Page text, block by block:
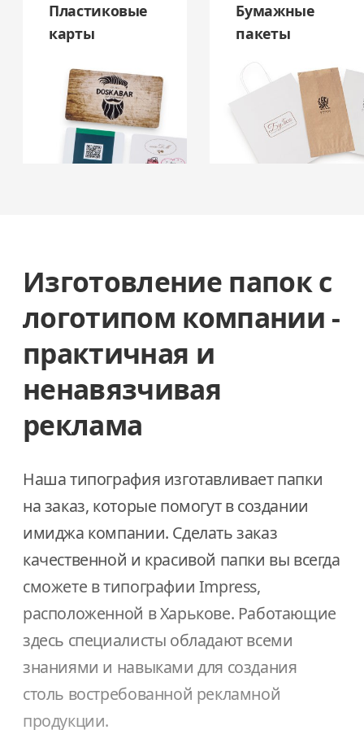
Пластиковые
карты
Бумажные
пакеты
Изготовление папок с
логотипом компании -
практичная и
ненавязчивая
реклама
Наша типография изготавливает папки
на заказ, которые помогут в создании
имиджа компании. Сделать заказ
качественной и красивой папки вы всегда
сможете в типографии Impress,
расположенной в Харькове. Работающие
здесь специалисты обладают всеми
знаниями и навыками для создания
столь востребованной рекламной
продукции.